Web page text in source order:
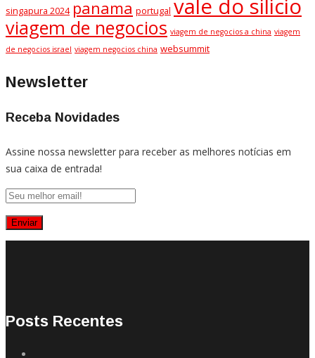
singapura 2024 panama portugal vale do silicio
viagem de negocios viagem de negocios a china viagem
de negocios israel viagem negocios china websummit
Newsletter
Receba Novidades
Assine nossa newsletter para receber as melhores notícias em
sua caixa de entrada!
Posts Recentes